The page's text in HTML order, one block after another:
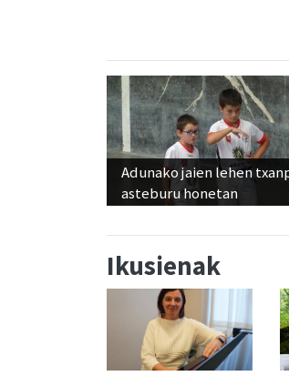
Adunako jaien lehen
asteburu honetan
Ikusienak